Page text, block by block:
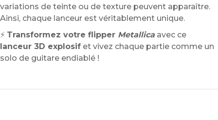
variations de teinte ou de texture peuvent apparaître.
Ainsi, chaque lanceur est véritablement unique.
⚡ Transformez votre flipper Metallica avec ce
lanceur 3D explosif et vivez chaque partie comme un
solo de guitare endiablé !